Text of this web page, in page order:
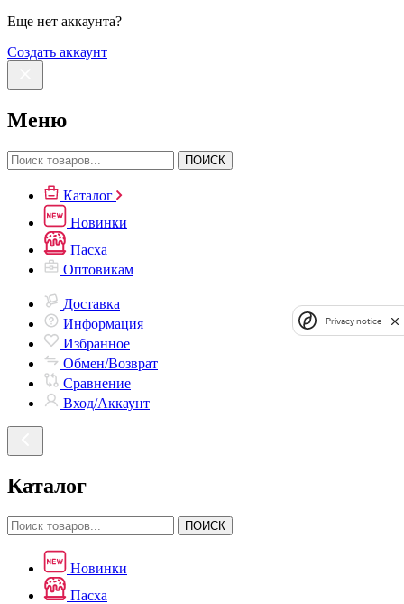
Еще нет аккаунта?
Создать аккаунт
Меню
ПОИСК
Каталог
Новинки
Пасха
Оптовикам
Доставка
Информация
Избранное
Обмен/Возврат
Сравнение
Вход/Аккаунт
Каталог
ПОИСК
Новинки
Пасха
Privacy notice